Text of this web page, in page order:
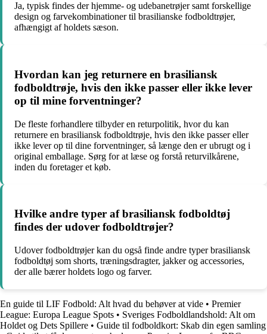
Ja, typisk findes der hjemme- og udebanetrøjer samt forskellige
design og farvekombinationer til brasilianske fodboldtrøjer,
afhængigt af holdets sæson.
Hvordan kan jeg returnere en brasiliansk
fodboldtrøje, hvis den ikke passer eller ikke lever
op til mine forventninger?
De fleste forhandlere tilbyder en returpolitik, hvor du kan
returnere en brasiliansk fodboldtrøje, hvis den ikke passer eller
ikke lever op til dine forventninger, så længe den er ubrugt og i
original emballage. Sørg for at læse og forstå returvilkårene,
inden du foretager et køb.
Hvilke andre typer af brasiliansk fodboldtøj
findes der udover fodboldtrøjer?
Udover fodboldtrøjer kan du også finde andre typer brasiliansk
fodboldtøj som shorts, træningsdragter, jakker og accessories,
der alle bærer holdets logo og farver.
En guide til LIF Fodbold: Alt hvad du behøver at vide • Premier
League: Europa League Spots • Sveriges Fodboldlandshold: Alt om
Holdet og Dets Spillere • Guide til fodboldkort: Skab din egen samling